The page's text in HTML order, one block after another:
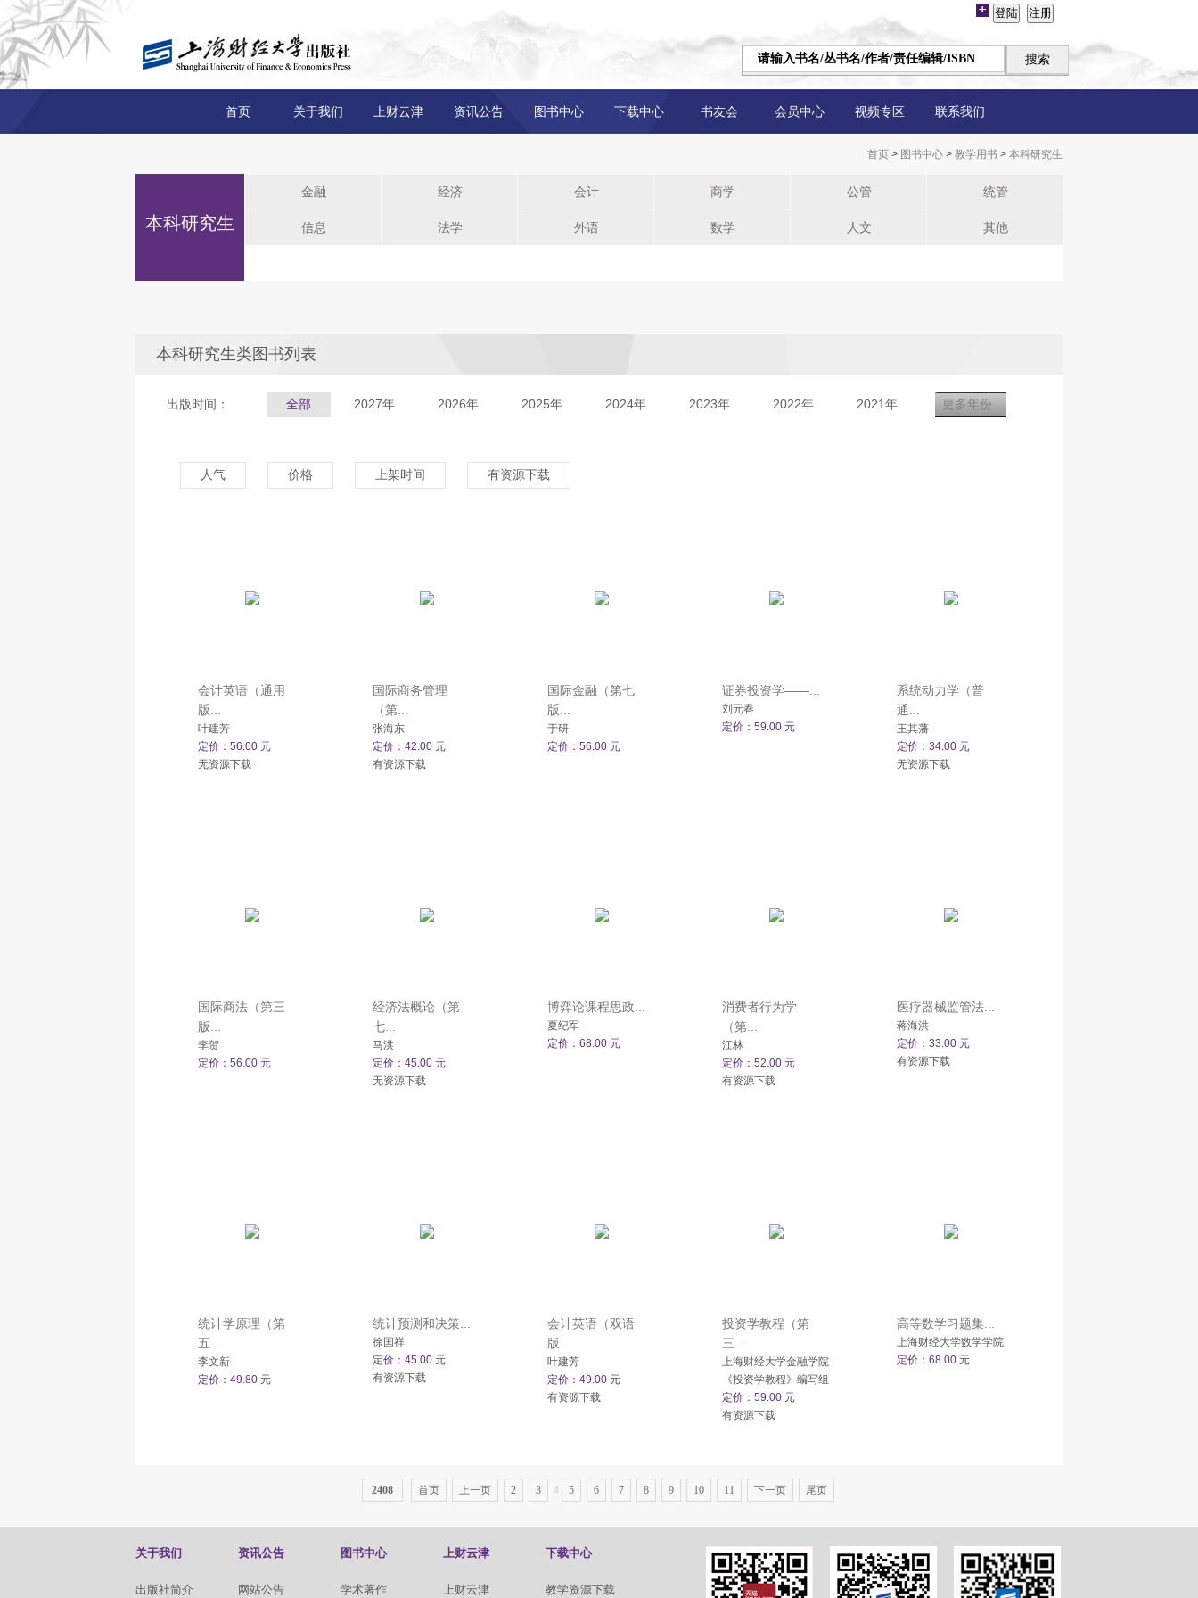
首页 关于我们 上财云津 资讯公告 图书中心 下载中心 书友会 会员中心 视频专区 联系我们
首页 > 图书中心 > 教学用书 > 本科研究生
本科研究生
金融 经济 会计 商学 公管 统管
信息 法学 外语 数学 人文 其他
本科研究生类图书列表
出版时间： 全部 2027年 2026年 2025年 2024年 2023年 2022年 2021年 更多年份
人气 价格 上架时间 有资源下载
会计英语（通用
版...
叶建芳
定价：56.00 元
无资源下载
国际商务管理
（第...
张海东
定价：42.00 元
有资源下载
国际金融（第七
版...
于研
定价：56.00 元
证券投资学——...
刘元春
定价：59.00 元
系统动力学（普
通...
王其藩
定价：34.00 元
无资源下载
国际商法（第三
版...
李贺
定价：56.00 元
经济法概论（第
七...
马洪
定价：45.00 元
无资源下载
博弈论课程思政...
夏纪军
定价：68.00 元
消费者行为学
（第...
江林
定价：52.00 元
有资源下载
医疗器械监管法...
蒋海洪
定价：33.00 元
有资源下载
统计学原理（第
五...
李文新
定价：49.80 元
统计预测和决策...
徐国祥
定价：45.00 元
有资源下载
会计英语（双语
版...
叶建芳
定价：49.00 元
有资源下载
投资学教程（第
三...
上海财经大学金融学院
《投资学教程》编写组
定价：59.00 元
有资源下载
高等数学习题集...
上海财经大学数学学院
定价：68.00 元
2408 首页 上一页 2 3 4 5 6 7 8 9 10 11 下一页 尾页
关于我们
出版社简介
资讯公告
网站公告
图书中心
学术著作
上财云津
上财云津
下载中心
教学资源下载